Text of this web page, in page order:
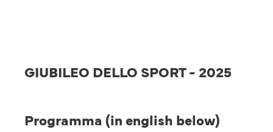
GIUBILEO DELLO SPORT - 2025
Programma (in english below)